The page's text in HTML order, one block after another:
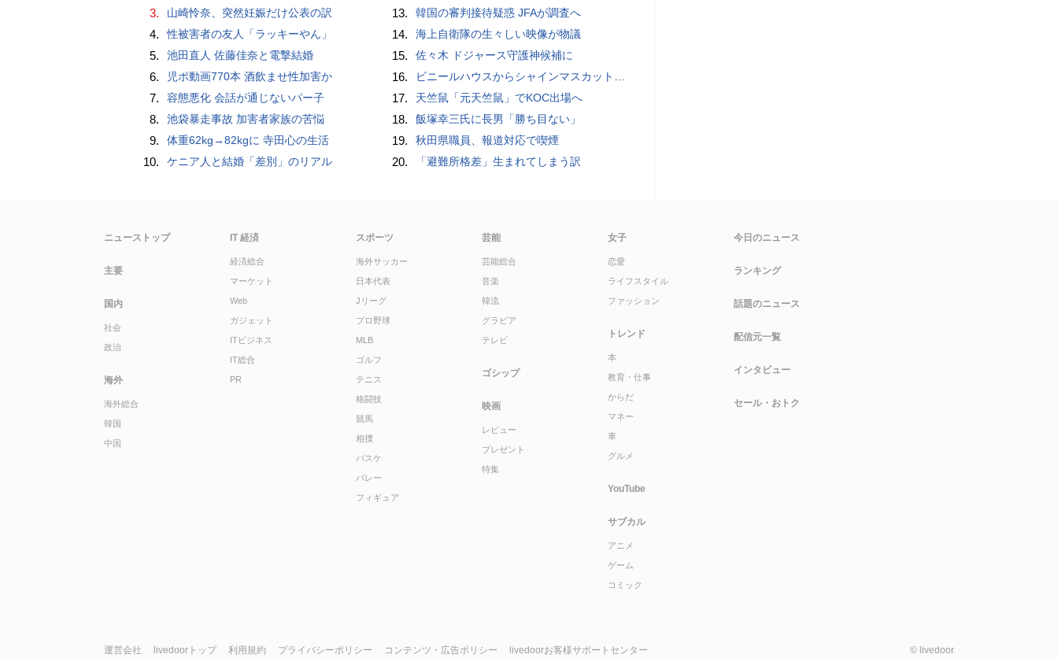
3. 山崎怜奈、突然妊娠だけ公表の訳
4. 性被害者の友人「ラッキーやん」
5. 池田直人 佐藤佳奈と電撃結婚
6. 児ポ動画770本 酒飲ませ性加害か
7. 容態悪化 会話が通じないパー子
8. 池袋暴走事故 加害者家族の苦悩
9. 体重62kg→82kgに 寺田心の生活
10. ケニア人と結婚「差別」のリアル
13. 韓国の審判接待疑惑 JFAが調査へ
14. 海上自衛隊の生々しい映像が物議
15. 佐々木 ドジャース守護神候補に
16. ビニールハウスからシャインマスカット約200房を盗んだ疑い ネットで販売か 無職の男（42）逮捕 岡山県警
17. 天竺鼠「元天竺鼠」でKOC出場へ
18. 飯塚幸三氏に長男「勝ち目ない」
19. 秋田県職員、報道対応で喫煙
20. 「避難所格差」生まれてしまう訳
ニューストップ
主要
国内
社会
政治
海外
海外総合
韓国
中国
IT 経済
経済総合
マーケット
Web
ガジェット
ITビジネス
IT総合
PR
スポーツ
海外サッカー
日本代表
Jリーグ
プロ野球
MLB
ゴルフ
テニス
格闘技
競馬
相撲
バスケ
バレー
フィギュア
芸能
芸能総合
音楽
韓流
グラビア
テレビ
ゴシップ
映画
レビュー
プレゼント
特集
女子
恋愛
ライフスタイル
ファッション
トレンド
本
教育・仕事
からだ
マネー
車
グルメ
YouTube
サブカル
アニメ
ゲーム
コミック
今日のニュース
ランキング
話題のニュース
配信元一覧
インタビュー
セール・おトク
運営会社 livedoorトップ 利用規約 プライバシーポリシー コンテンツ・広告ポリシー livedoorお客様サポートセンター © livedoor